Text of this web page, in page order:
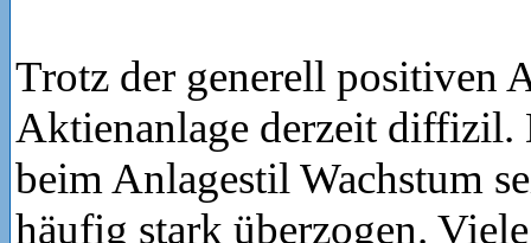
Trotz der generell positiven
Aktienanlage derzeit diffizil.
beim Anlagestil Wachstum
häufig stark überzogen.